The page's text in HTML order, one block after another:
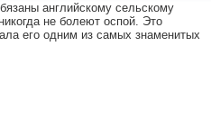
английскому сельскому
не болеют оспой. Это
его одним из самых знаменитых